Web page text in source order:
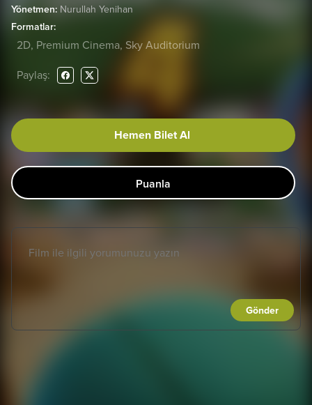
Yönetmen: Nurullah Yenihan
Formatlar:
2D, Premium Cinema, Sky Auditorium
Paylaş:
Hemen Bilet Al
Puanla
Gönder